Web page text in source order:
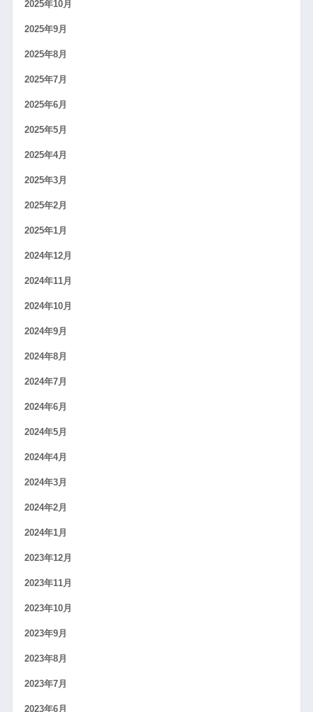
2025年10月
2025年9月
2025年8月
2025年7月
2025年6月
2025年5月
2025年4月
2025年3月
2025年2月
2025年1月
2024年12月
2024年11月
2024年10月
2024年9月
2024年8月
2024年7月
2024年6月
2024年5月
2024年4月
2024年3月
2024年2月
2024年1月
2023年12月
2023年11月
2023年10月
2023年9月
2023年8月
2023年7月
2023年6月